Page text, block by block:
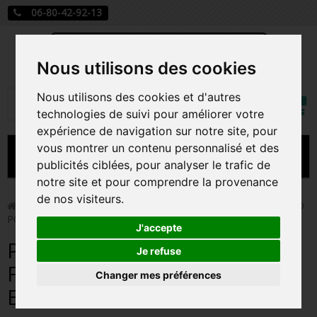
Nous utilisons des cookies
Nous utilisons des cookies et d'autres
technologies de suivi pour améliorer votre
expérience de navigation sur notre site, pour
vous montrer un contenu personnalisé et des
publicités ciblées, pour analyser le trafic de
notre site et pour comprendre la provenance
de nos visiteurs.
J'accepte
Je refuse
Changer mes préférences
06-80-42-92-13
Rechercher
Mon
MENU
CARTE A JOUER
PRÉCOMMANDE FIGURINES POP
FIGURINES POP MANGA
FIGURINES POP DISNEY
FIGURINES POP MARVEL
Funko Pop! > POISON IVY / BATMAN / FIGURINE FUNKO
POP / EXCLUSIVE
POISON IVY / BATMAN /
FIGURINE FUNKO POP /
EXCLUSIVE